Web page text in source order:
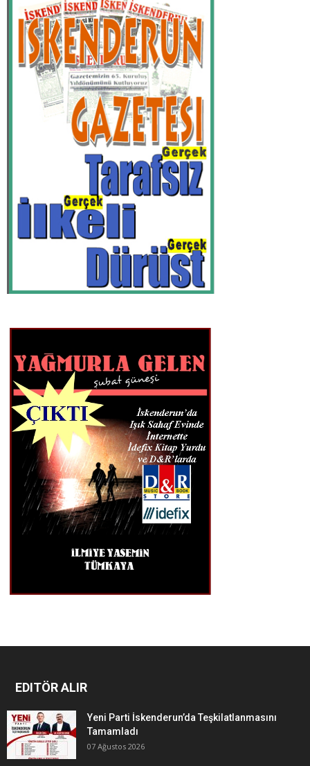
EDITÖR ALIR
Yeni Parti İskenderun’da Teşkilatlanmasını
Tamamladı
07 Ağustos 2026